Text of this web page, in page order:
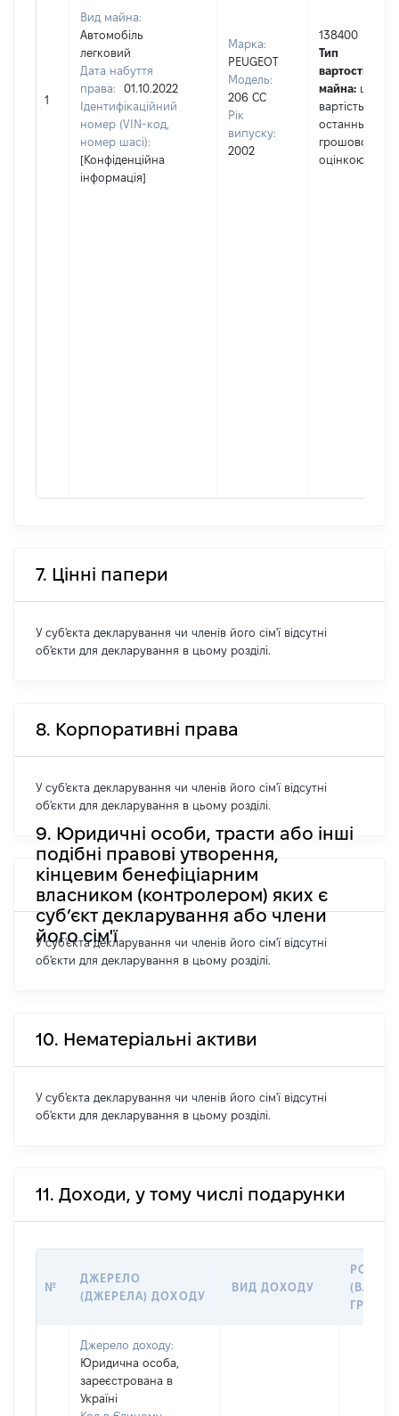
1
Вид майна:
Автомобіль
легковий
Дата набуття
права:
01.10.2022
Ідентифікаційний
номер (VIN-код,
номер шасі):
[Конфіденційна
інформація]
Марка:
PEUGEOT
Модель:
206 CC
Рік
випуску:
2002
138400
Тип
вартості
майна: це
вартість за
останньою
грошовою
оцінкою
7. Цінні папери
У суб'єкта декларування чи членів його сім'ї відсутні
об'єкти для декларування в цьому розділі.
8. Корпоративні права
У суб'єкта декларування чи членів його сім'ї відсутні
об'єкти для декларування в цьому розділі.
9. Юридичні особи, трасти або інші
подібні правові утворення,
кінцевим бенефіціарним
власником (контролером) яких є
суб’єкт декларування або члени
його сім'ї
У суб'єкта декларування чи членів його сім'ї відсутні
об'єкти для декларування в цьому розділі.
10. Нематеріальні активи
У суб'єкта декларування чи членів його сім'ї відсутні
об'єкти для декларування в цьому розділі.
11. Доходи, у тому числі подарунки
№
ДЖЕРЕЛО
(ДЖЕРЕЛА) ДОХОДУ
ВИД ДОХОДУ
РОЗМІР
ГРН
Джерело доходу:
Юридична особа,
зареєстрована в
Україні